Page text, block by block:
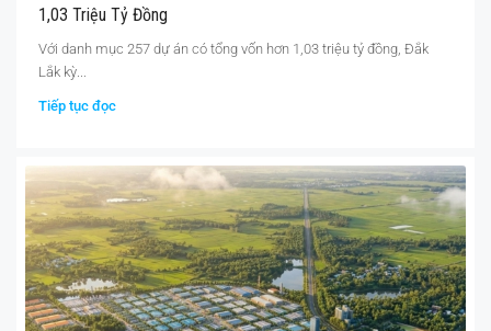
1,03 Triệu Tỷ Đồng
Với danh mục 257 dự án có tổng vốn hơn 1,03 triệu tỷ đồng, Đắk
Lắk kỳ...
Tiếp tục đọc